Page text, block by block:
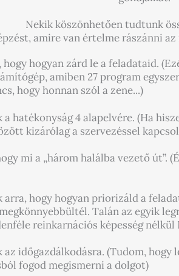
Nekik köszönhetően tudtunk
amire van értelme rászánni
hogyan zárd le a feladataid.
amiben 27 program
hogy honnan szól a zene...)
hatékonyság 4 alapelvére. (Ha
kizárólag a szervezéssel
mi a „három halálba vezető út”.
hogy hogyan priorizáld a
Talán az egyik
reinkarnációs képesség
időgazdálkodásra. (Tudom,
fogod megismerni a dolgot)